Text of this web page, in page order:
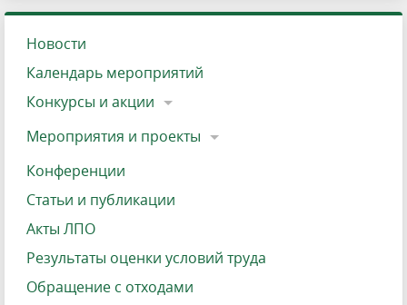
Новости
Календарь мероприятий
Конкурсы и акции
Мероприятия и проекты
Конференции
Статьи и публикации
Акты ЛПО
Результаты оценки условий труда
Обращение с отходами